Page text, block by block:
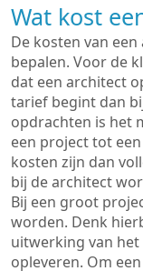
Wat kost
De kosten van
bepalen. Voor de
dat een architect
tarief begint dan
opdrachten is het
een project tot
kosten zijn dan
bij de architect
Bij een groot
worden. Denk
uitwerking van
opleveren. Om